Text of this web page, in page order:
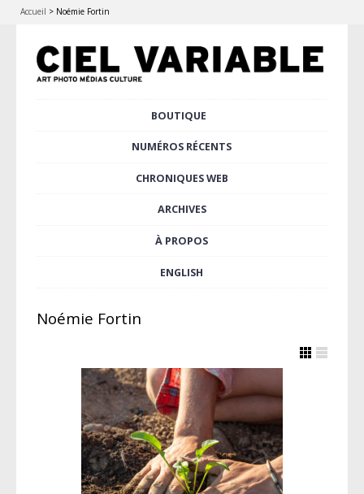
Accueil > Noémie Fortin
BOUTIQUE
NUMÉROS RÉCENTS
CHRONIQUES WEB
ARCHIVES
À PROPOS
ENGLISH
Noémie Fortin